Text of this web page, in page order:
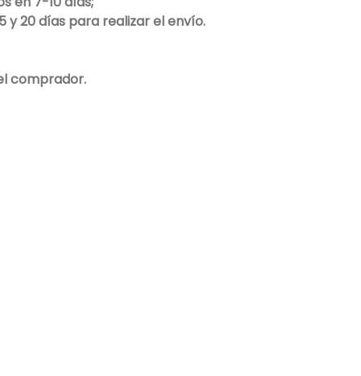
y 20 días para realizar el envío.
comprador.